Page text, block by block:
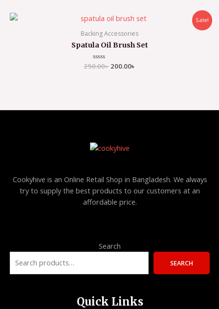
Sale!
Backing Accessories
Spatula Oil Brush Set
Rated
250.00৳ 200.00৳
Cookyhive is an Online Retail Shop in Bangladesh. We always
try to supply the best products to our customers at an
affordable price.
Search
SEARCH
Quick Links